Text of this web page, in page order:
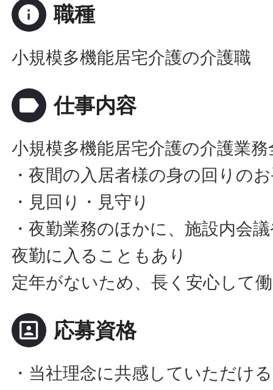
info 職種
小規模多機能居宅介護の介護職
label 仕事内容
小規模多機能居宅介護の介護業
・夜間の入居者様の身の回りの
・見回り・見守り
・夜勤業務のほかに、施設内会
夜勤に入ることもあり
定年がないため、長く安心して
portrait 応募資格
・当社理念に共感していただけ